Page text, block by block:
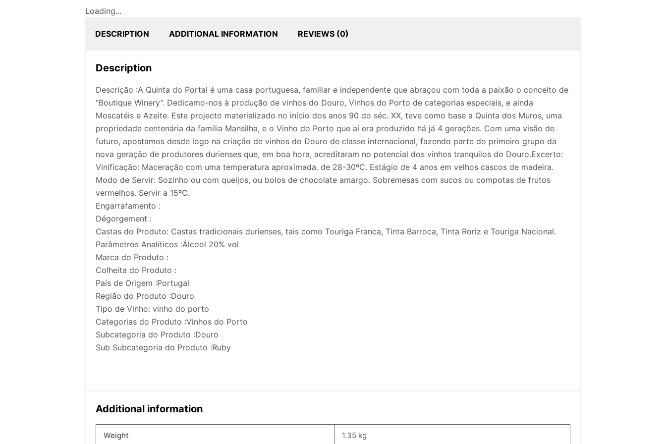
Loading...
DESCRIPTION ADDITIONAL INFORMATION REVIEWS (0)
Description
Descrição :A Quinta do Portal é uma casa portuguesa, familiar e independente que abraçou com toda a paixão o conceito de
“Boutique Winery”. Dedicamo-nos à produção de vinhos do Douro, Vinhos do Porto de categorias especiais, e ainda
Moscatéis e Azeite. Este projecto materializado no início dos anos 90 do séc. XX, teve como base a Quinta dos Muros, uma
propriedade centenária da família Mansilha, e o Vinho do Porto que aí era produzido há já 4 gerações. Com uma visão de
futuro, apostamos desde logo na criação de vinhos do Douro de classe internacional, fazendo parte do primeiro grupo da
nova geração de produtores durienses que, em boa hora, acreditaram no potencial dos vinhos tranquilos do Douro.Excerto:
Vinificação: Maceração com uma temperatura aproximada. de 28-30ºC. Estágio de 4 anos em velhos cascos de madeira.
Modo de Servir: Sozinho ou com queijos, ou bolos de chocolate amargo. Sobremesas com sucos ou compotas de frutos
vermelhos. Servir a 15ºC.
Engarrafamento :
Dégorgement :
Castas do Produto: Castas tradicionais durienses, tais como Touriga Franca, Tinta Barroca, Tinta Roriz e Touriga Nacional.
Parâmetros Analíticos :Álcool 20% vol
Marca do Produto :
Colheita do Produto :
País de Origem :Portugal
Região do Produto :Douro
Tipo de Vinho: vinho do porto
Categorias do Produto :Vinhos do Porto
Subcategoria do Produto :Douro
Sub Subcategoria do Produto :Ruby
Additional information
Weight 1.35 kg